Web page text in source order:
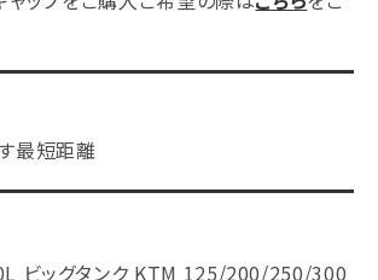
最短距離
ビッグタンク KTM 125/200/250/300